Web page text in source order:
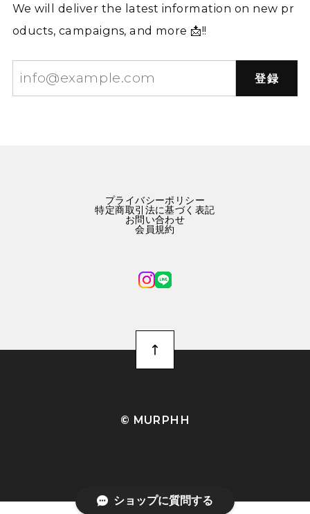
We will deliver the latest information on new pr
oducts, campaigns, and more 📩!!
登録
プライバシーポリシー
特定商取引法に基づく表記
お問い合わせ
会員規約
©︎ MURPHH
ショップに質問する